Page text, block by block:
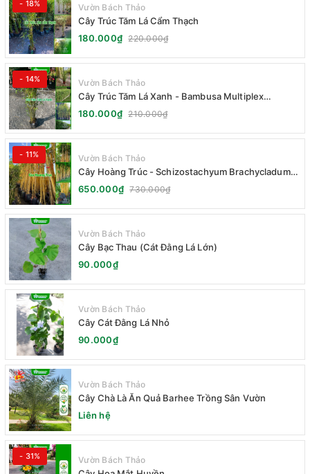
- 18% Vườn Bách Thảo
Cây Trúc Tăm Lá Cẩm Thạch
180.000₫ 220.000₫
- 14% Vườn Bách Thảo
Cây Trúc Tăm Lá Xanh - Bambusa Multiplex
Fernleaf
180.000₫ 210.000₫
- 11% Vườn Bách Thảo
Cây Hoàng Trúc - Schizostachyum Brachycladum
Yello
650.000₫ 730.000₫
Vườn Bách Thảo
Cây Bạc Thau (Cát Đằng Lá Lớn)
90.000₫
Vườn Bách Thảo
Cây Cát Đằng Lá Nhỏ
90.000₫
Vườn Bách Thảo
Cây Chà Là Ăn Quả Barhee Trồng Sân Vườn
Liên hệ
- 31% Vườn Bách Thảo